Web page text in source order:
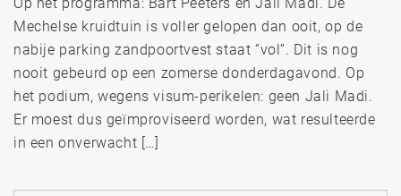
Mechelse kruidtuin is voller gelopen dan ooit, op de
nabije parking zandpoortvest staat “vol”. Dit is nog
nooit gebeurd op een zomerse donderdagavond. Op
het podium, wegens visum-perikelen: geen Jali Madi.
Er moest dus geïmproviseerd worden, wat resulteerde
in een onverwacht […]